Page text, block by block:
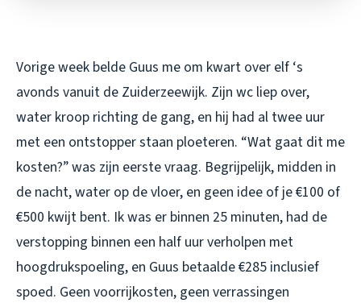
Vorige week belde Guus me om kwart over elf ‘s
avonds vanuit de Zuiderzeewijk. Zijn wc liep over,
water kroop richting de gang, en hij had al twee uur
met een ontstopper staan ploeteren. “Wat gaat dit me
kosten?” was zijn eerste vraag. Begrijpelijk, midden in
de nacht, water op de vloer, en geen idee of je €100 of
€500 kwijt bent. Ik was er binnen 25 minuten, had de
verstopping binnen een half uur verholpen met
hoogdrukspoeling, en Guus betaalde €285 inclusief
spoed. Geen voorrijkosten, geen verrassingen